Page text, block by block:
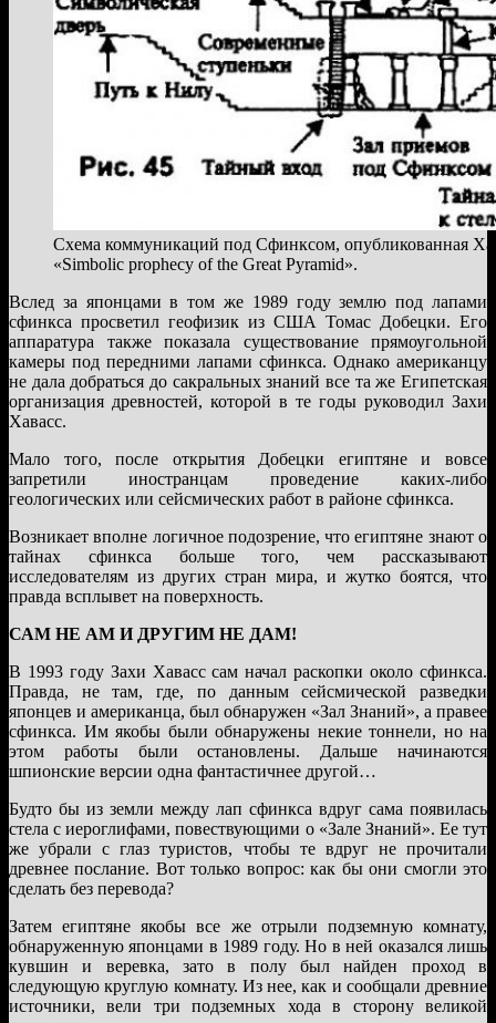
Схема коммуникаций под Сфинксом, опубликованная
«Simbolic prophecy of the Great Pyramid».
Вслед за японцами в том же 1989 году землю под лапами
сфинкса просветил геофизик из США Томас Добецки. Его
аппаратура также показала существование прямоугольной
камеры под передними лапами сфинкса. Однако американцу
не дала добраться до сакральных знаний все та же Египетская
организация древностей, которой в те годы руководил Захи
Хавасс.
Мало того, после открытия Добецки египтяне и вовсе
запретили иностранцам проведение каких-либо
геологических или сейсмических работ в районе сфинкса.
Возникает вполне логичное подозрение, что египтяне знают о
тайнах сфинкса больше того, чем рассказывают
исследователям из других стран мира, и жутко боятся, что
правда всплывет на поверхность.
САМ НЕ AM И ДРУГИМ НЕ ДАМ!
В 1993 году Захи Хавасс сам начал раскопки около сфинкса.
Правда, не там, где, по данным сейсмической разведки
японцев и американца, был обнаружен «Зал Знаний», а правее
сфинкса. Им якобы были обнаружены некие тоннели, но на
этом работы были остановлены. Дальше начинаются
шпионские версии одна фантастичнее другой…
Будто бы из земли между лап сфинкса вдруг сама появилась
стела с иероглифами, повествующими о «Зале Знаний». Ее тут
же убрали с глаз туристов, чтобы те вдруг не прочитали
древнее послание. Вот только вопрос: как бы они смогли это
сделать без перевода?
Затем египтяне якобы все же отрыли подземную комнату,
обнаруженную японцами в 1989 году. Но в ней оказался лишь
кувшин и веревка, зато в полу был найден проход в
следующую круглую комнату. Из нее, как и сообщали древние
источники, вели три подземных хода в сторону великой